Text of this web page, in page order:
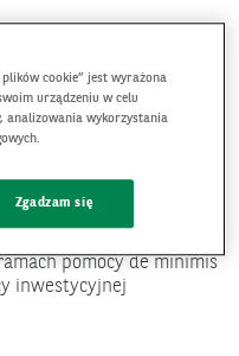
80% kwoty kredytu
nie obejmuje odsetek
z kredytem. Z tytułu
pomocy de minimis
inwestycyjnej
plików cookie” jest wyrażona
urządzeniu w celu
analizowania wykorzystania
Zgadzam się